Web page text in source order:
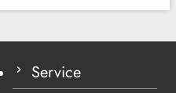
Service